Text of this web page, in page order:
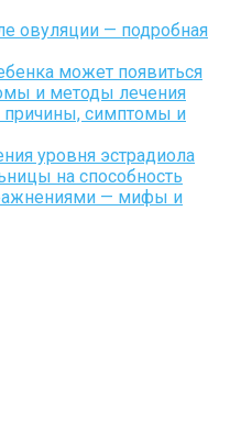
овуляции — подробная
может появиться
и методы лечения
причины, симптомы и
уровня эстрадиола
на способность
— мифы и